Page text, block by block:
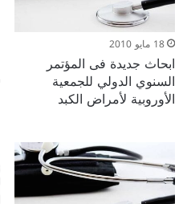
18 مايو 2010
ابحاث جديدة فى المؤتمر
السنوي الدولي للجمعية
الأوروبية لأمراض الكبد